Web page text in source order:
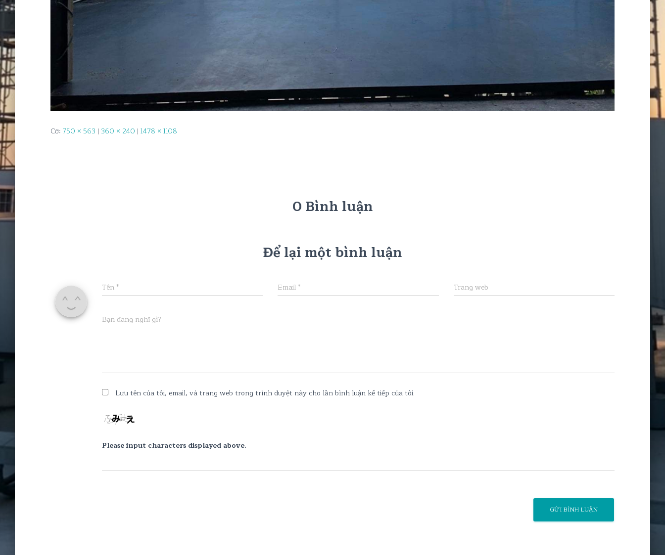
Cỡ: 750 × 563 | 360 × 240 | 1478 × 1108
0 Bình luận
Để lại một bình luận
Tên* Email* Trang web
Bạn đang nghĩ gì?
Lưu tên của tôi, email, và trang web trong trình duyệt này cho lần bình luận kế tiếp của tôi.
Please input characters displayed above.